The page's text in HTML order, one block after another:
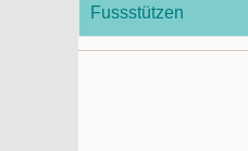
Fussstützen